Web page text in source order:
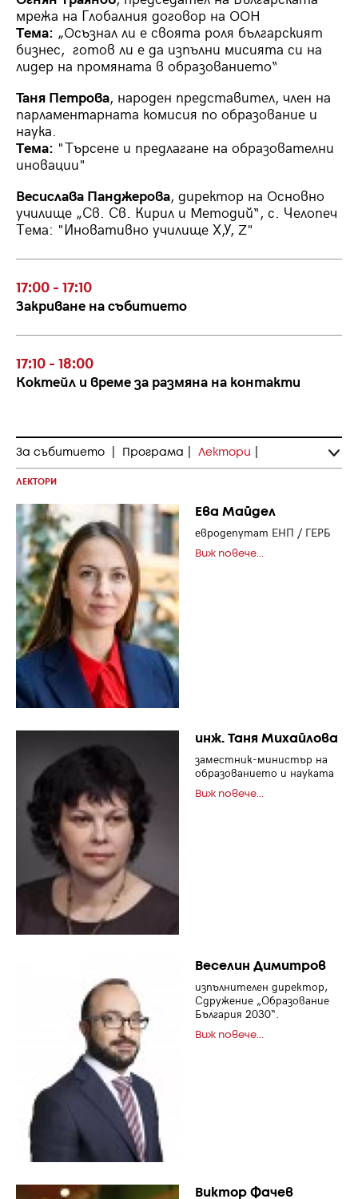
мрежа на Глобалния договор на ООН
Тема: „Осъзнал ли е своята роля българският
бизнес, готов ли е да изпълни мисията си на
лидер на промяната в образованието“
Таня Петрова, народен представител, член на
парламентарната комисия по образование и
наука.
Тема: "Търсене и предлагане на образователни
иновации"
Весислава Панджерова, директор на Основно
училище „Св. Св. Кирил и Методий“, с. Челопеч
Тема: "Иновативно училище Х,У, Z"
17:00 - 17:10
Закриване на събитието
17:10 - 18:00
Коктейл и време за размяна на контакти
За събитието Програма Лектори
ЛЕКТОРИ
Ева Майдел
евродепутат ЕНП / ГЕРБ
Виж повече...
инж. Таня Михайлова
заместник-министър на
образованието и науката
Виж повече...
Веселин Димитров
изпълнителен директор,
Сдружение „Образование
България 2030“.
Виж повече...
Виктор Фачев